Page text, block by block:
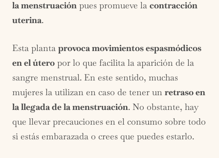
la menstruación pues promueve la contracción
uterina.
Esta planta provoca movimientos espasmódicos
en el útero por lo que facilita la aparición de la
sangre menstrual. En este sentido, muchas
mujeres la utilizan en caso de tener un retraso en
la llegada de la menstruación. No obstante, hay
que llevar precauciones en el consumo sobre todo
si estás embarazada o crees que puedes estarlo.